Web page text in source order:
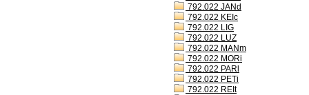
792.022 JANd
792.022 KEIc
792.022 LIG
792.022 LUZ
792.022 MANm
792.022 MORi
792.022 PARl
792.022 PETi
792.022 REIt